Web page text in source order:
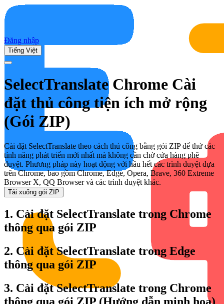
Đăng nhập
Tiếng Việt
SelectTranslate Chrome Cài
đặt thủ công tiện ích mở rộng
(Gói ZIP)
Cài đặt SelectTranslate theo cách thủ công bằng gói ZIP để thử các
tính năng phát triển mới nhất mà không cần chờ cửa hàng phê
duyệt. Phương pháp này hoạt động với hầu hết các trình duyệt dựa
trên Chrome, bao gồm Chrome, Edge, Opera, Brave, 360 Extreme
Browser X, QQ Browser và các trình duyệt khác.
Tải xuống gói ZIP
1. Cài đặt SelectTranslate trong Chrome
thông qua gói ZIP
2. Cài đặt SelectTranslate trong Edge
thông qua gói ZIP
3. Cài đặt SelectTranslate trong Chrome
thông qua gói ZIP (Hướng dẫn minh họa)